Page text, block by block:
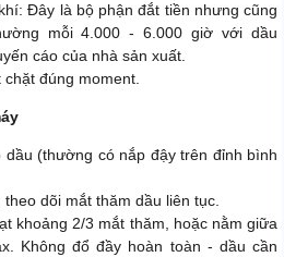
Đây là bộ phận đắt tiền nhưng cũng
mỗi 4.000 - 6.000 giờ với dầu
cáo của nhà sản xuất.
đúng moment.
(thường có nắp đậy trên đỉnh bình
dõi mắt thăm dầu liên tục.
khoảng 2/3 mắt thăm, hoặc nằm giữa
Không đổ đầy hoàn toàn - dầu cần